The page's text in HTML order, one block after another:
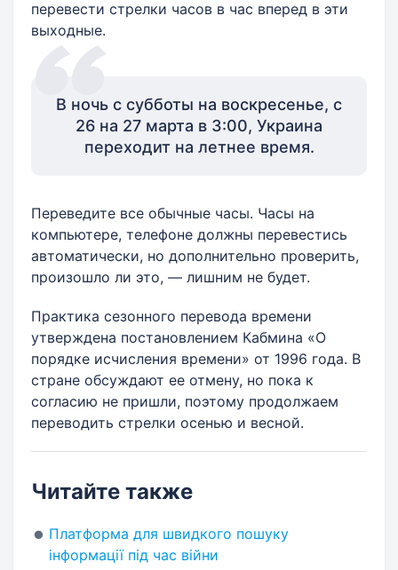
перевести стрелки часов в час вперед в эти
выходные.
В ночь с субботы на воскресенье, с
26 на 27 марта в 3:00, Украина
переходит на летнее время.
Переведите все обычные часы. Часы на
компьютере, телефоне должны перевестись
автоматически, но дополнительно проверить,
произошло ли это, — лишним не будет.
Практика сезонного перевода времени
утверждена постановлением Кабмина «О
порядке исчисления времени» от 1996 года. В
стране обсуждают ее отмену, но пока к
согласию не пришли, поэтому продолжаем
переводить стрелки осенью и весной.
Читайте также
Платформа для швидкого пошуку
інформації під час війни